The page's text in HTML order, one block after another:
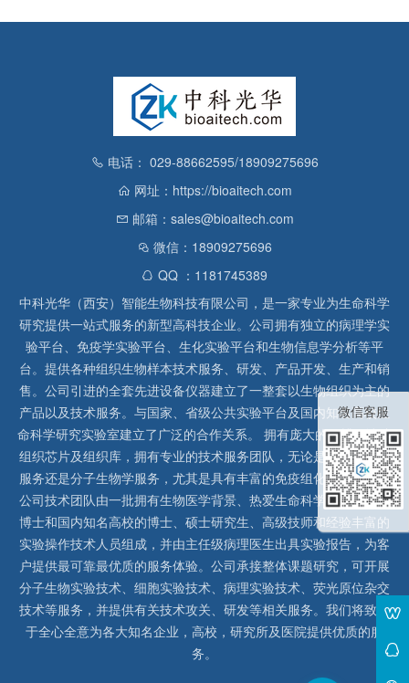
电话： 029-88662595/18909275696
网址：https://bioaitech.com
邮箱：sales@bioaitech.com
微信：18909275696
QQ ：1181745389
中科光华（西安）智能生物科技有限公司，是一家专业为生命科学
研究提供一站式服务的新型高科技企业。公司拥有独立的病理学实
验平台、免疫学实验平台、生化实验平台和生物信息学分析等平
台。提供各种组织生物样本技术服务、研发、产品开发、生产和销
售。公司引进的全套先进设备仪器建立了一整套以生物组织为主的
产品以及技术服务。与国家、省级公共实验平台及国内知名高校生
命科学研究实验室建立了广泛的合作关系。 拥有庞大的石蜡、冰冻
组织芯片及组织库，拥有专业的技术服务团队，无论是形态病理学
服务还是分子生物学服务，尤其是具有丰富的免疫组化实验经验，
公司技术团队由一批拥有生物医学背景、热爱生命科学研究的留美
博士和国内知名高校的博士、硕士研究生、高级技师和经验丰富的
实验操作技术人员组成，并由主任级病理医生出具实验报告，为客
户提供最可靠最优质的服务体验。公司承接整体课题研究，可开展
分子生物实验技术、细胞实验技术、病理实验技术、荧光原位杂交
技术等服务，并提供有关技术攻关、研发等相关服务。我们将致力
于全心全意为各大知名企业，高校，研究所及医院提供优质的服
务。
微信客服